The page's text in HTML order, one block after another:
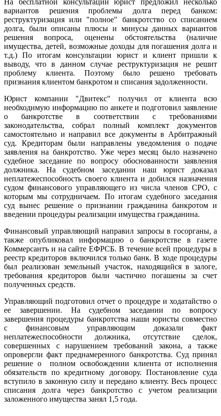
На бесплатной консультации юрист предложил несколько
вариантов решения проблемы долга перед банком:
реструктуризация или "полное" банкротство со списанием
долга, были описаны плюсы и минусы данных вариантов
решения вопроса, оценены обстоятельства (наличие
имущества, детей, возможные доходы для погашения долга и
т.д.) По итогам консультации юрист и клиент пришли к
выводу, что в данном случае реструктуризация не решит
проблему клиента. Поэтому было решено требовать
признания клиентом банкротом и списания задолженности.
Юрист компании "Двитекс" получил от клиента всю
необходимую информацию по анкете и подготовил заявление
о банкротстве в соответствии с требованиями
законодательства, собрал полный комплект документов
самостоятельно и направил все документы в Арбитражный
суд. Кредиторам были направлены уведомления о подаче
заявления на банкротство. Уже через месяц было назначено
судебное заседание по вопросу обоснованности заявления
должника. На судебном заседании наш юрист доказал
неплатежеспособность своего клиента и добился назначения
судом финансового управляющего из числа членов СРО, с
которым мы сотрудничаем. По итогам судебного заседания
суд вынес решение о признании гражданина банкротом и
введении процедуры реализации имущества гражданина.
Финансовый управляющий направил запросы в госорганы, а
также опубликовал информацию о банкротстве в газете
Коммерсантъ и на сайте ЕФРСБ. В течение всей процедуры в
реестр кредиторов включился только банк. В ходе процедуры
был реализован земельный участок, находящийся в залоге,
требования кредиторов были частично погашены за счет
полученных средств.
Управляющий подготовил отчет о процедуре и ходатайство о
ее завершении. На судебном заседании по вопросу
завершения процедуры банкротства наши юристы совместно
с финансовым управляющим доказали факт
неплатежеспособности должника, отсутствие сделок,
совершенных с нарушением требований закона, а также
опровергли факт преднамеренного банкротства. Суд принял
решение о полном освобождении клиента от исполнения
обязательств по кредитному договору. Постановление суда
вступило в законную силу и передано клиенту. Весь процесс
списания долга через банкротство с учетом реализации
заложенного имущества занял 1,5 года.